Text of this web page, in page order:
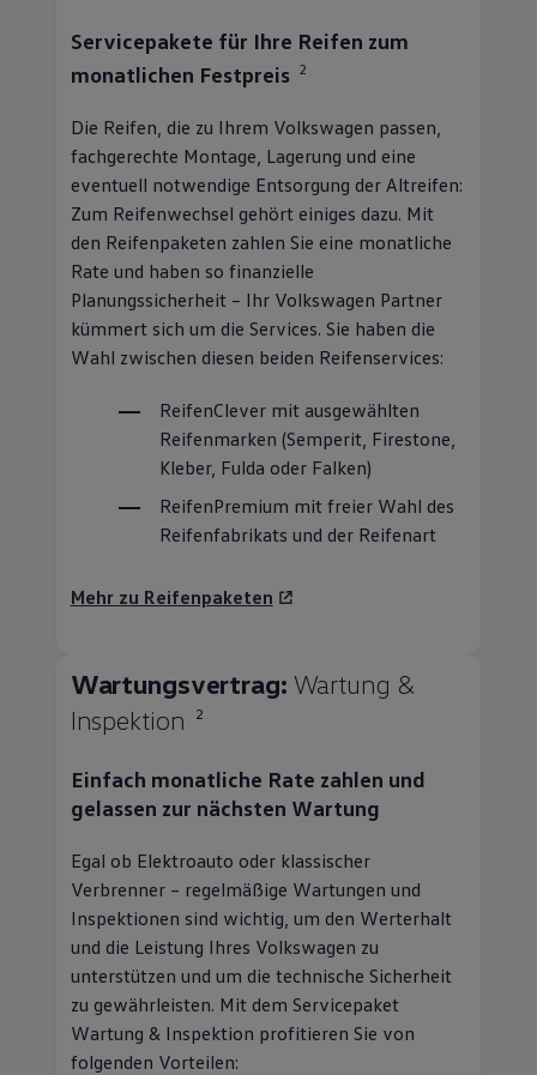
Servicepakete für Ihre Reifen zum
monatlichen Festpreis 2
Die Reifen, die zu Ihrem Volkswagen passen,
fachgerechte Montage, Lagerung und eine
eventuell notwendige Entsorgung der Altreifen:
Zum Reifenwechsel gehört einiges dazu. Mit
den Reifenpaketen zahlen Sie eine monatliche
Rate und haben so finanzielle
Planungssicherheit – Ihr Volkswagen Partner
kümmert sich um die Services. Sie haben die
Wahl zwischen diesen beiden Reifenservices:
ReifenClevermit ausgewählten
Reifenmarken (Semperit, Firestone,
Kleber, Fulda oder Falken)
ReifenPremium mit freier Wahl des
Reifenfabrikats und der Reifenart
Mehr zu Reifenpaketen
Wartungsvertrag: Wartung &
Inspektion
2
Einfach monatliche Rate zahlen und
gelassen zur nächsten Wartung
Egal ob Elektroauto oder klassischer
Verbrenner – regelmäßige Wartungen und
Inspektionen sind wichtig, um den Werterhalt
und die Leistung Ihres Volkswagen zu
unterstützen und um die technische Sicherheit
zu gewährleisten. Mit dem Servicepaket
Wartung & Inspektion profitieren Sie von
folgenden Vorteilen: